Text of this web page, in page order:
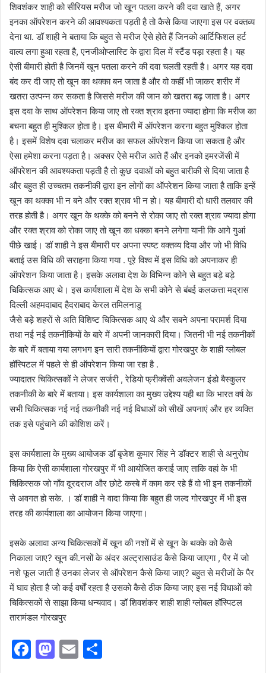
शिवशंकर शाही को सीरियस मरीज जो खून पतला करने की दवा खाते हैं, अगर
इनका ऑपरेशन करने की आवश्यकता पड़ती है तो कैसे किया जाएगा इस पर वक्तव्य
देना था. डॉ शाही ने बताया कि बहुत से मरीज ऐसे होते हैं जिनको आर्टिफिशल हर्ट
वाल्व लगा हुआ रहता है, एनजीओप्लास्टि के द्वारा दिल में स्टैंड पड़ा रहता है। यह
ऐसी बीमारी होती है जिनमें खून पतला करने की दवा चलती रहती है। अगर यह दवा
बंद कर दी जाए तो खून का थक्का बन जाता है और वो कहीं भी जाकर शरीर में
खतरा उत्पन्न कर सकता है जिससे मरीज की जान को खतरा बढ़ जाता है। अगर
इस दवा के साथ ऑपरेशन किया जाए तो रक्त श्राव इतना ज्यादा होगा कि मरीज का
बचना बहुत ही मुश्किल होता है। इस बीमारी में ऑपरेशन करना बहुत मुश्किल होता
है। इसमें विशेष दवा चलाकर मरीज का सफल ऑपरेशन किया जा सकता है और
ऐसा हमेशा करना पड़ता है। अक्सर ऐसे मरीज आते हैं और इनको इमरजेंसी में
ऑपरेशन की आवश्यकता पड़ती है तो कुछ दवाओं को बहुत बारीकी से दिया जाता है
और बहुत ही उच्चतम तकनीकी द्वारा इन लोगों का ऑपरेशन किया जाता है ताकि इन्हें
खून का थक्का भी न बने और रक्त श्राव भी न हो। यह बीमारी दो धारी तलवार की
तरह होती है। अगर खून के थक्के को बनने से रोका जाए तो रक्त श्राव ज्यादा होगा
और रक्त श्राव को रोका जाए तो खून का धक्का बनने लगेगा यानी कि आगे गुआं
पीछे खाई। डॉ शाही ने इस बीमारी पर अपना स्पष्ट वक्तव्य दिया और जो भी विधि
बताई उस विधि की सराहना किया गया . पूरे विश्व में इस विधि को अपनाकर ही
ऑपरेशन किया जाता है। इसके अलावा देश के विभिन्न कोने से बहुत बड़े बड़े
चिकित्सक आए थे। इस कार्यशाला में देश के सभी कोने से बंबई कलकत्ता मद्रास
दिल्ली अहमदाबाद हैदराबाद केरल तमिलनाडु
जैसे बड़े शहरों से अति विशिष्ट चिकित्सक आए थे और सबने अपना परामर्श दिया
तथा नई नई तकनीकियों के बारे में अपनी जानकारी दिया। जितनी भी नई तकनीकों
के बारे में बताया गया लगभग इन सारी तकनीकियों द्वारा गोरखपुर के शाही ग्लोबल
हॉस्पिटल में पहले से ही ऑपरेशन किया जा रहा है .
ज्यादातर चिकित्सकों ने लेजर सर्जरी , रेडियो फ्रीक्वेंसी अवलेजन इंडो बैस्कुलर
तकनीकी के बारे में बताया। इस कार्यशाला का मुख्य उद्देश्य यही था कि भारत वर्ष के
सभी चिकित्सक नई नई तकनीकी नई नई विधाओं को सीखें अपनाएं और हर व्यक्ति
तक इसे पहुंचाने की कोशिश करें।
इस कार्यशाला के मुख्य आयोजक डॉ बृजेश कुमार सिंह ने डॉक्टर शाही से अनुरोध
किया कि ऐसी कार्यशाला गोरखपुर में भी आयोजित कराई जाए ताकि वहां के भी
चिकित्सक जो गाँव दूरदराज और छोटे कस्बे में काम कर रहे हैं वो भी इन तकनीकों
से अवगत हो सके. । डॉ शाही ने वादा किया कि बहुत ही जल्द गोरखपुर में भी इस
तरह की कार्यशाला का आयोजन किया जाएगा।
इसके अलावा अन्य चिकित्सकों में खून की नशों में से खून के थक्के को कैसे
निकाला जाए? खून की.नसों के अंदर अल्ट्रासाउंड कैसे किया जाएगा , पैर में जो
नशे फूल जाती हैं उनका लेजर से ऑपरेशन कैसे किया जाए? बहुत से मरीजों के पैर
में घाव होता है जो कई वर्षों रहता है उसको कैसे ठीक किया जाए इस नई विधाओं को
चिकित्सकों से साझा किया धन्यवाद। डॉ शिवशंकर शाही शाही ग्लोबल हॉस्पिटल
तारामंडल गोरखपुर
F
M E